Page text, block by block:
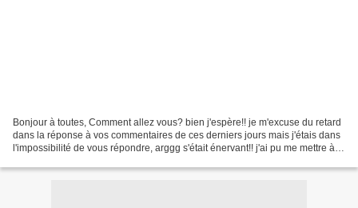
Bonjour à toutes, Comment allez vous? bien j'espère!! je m'excuse du retard
dans la réponse à vos commentaires de ces derniers jours mais j'étais dans
l'impossibilité de vous répondre, arggg s'était énervant!! j'ai pu me mettre à